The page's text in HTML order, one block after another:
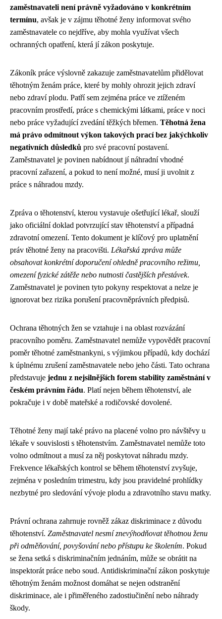
zaměstnavateli není právně vyžadováno v konkrétním
termínu, avšak je v zájmu těhotné ženy informovat svého
zaměstnavatele co nejdříve, aby mohla využívat všech
ochranných opatření, která jí zákon poskytuje.
Zákoník práce výslovně zakazuje zaměstnavatelům přidělovat
těhotným ženám práce, které by mohly ohrozit jejich zdraví
nebo zdraví plodu. Patří sem zejména práce ve ztíženém
pracovním prostředí, práce s chemickými látkami, práce v noci
nebo práce vyžadující zvedání těžkých břemen. Těhotná žena
má právo odmítnout výkon takových prací bez jakýchkoliv
negativních důsledků pro své pracovní postavení.
Zaměstnavatel je povinen nabídnout jí náhradní vhodné
pracovní zařazení, a pokud to není možné, musí ji uvolnit z
práce s náhradou mzdy.
Zpráva o těhotenství, kterou vystavuje ošetřující lékař, slouží
jako oficiální doklad potvrzující stav těhotenství a případná
zdravotní omezení. Tento dokument je klíčový pro uplatnění
práv těhotné ženy na pracovišti. Lékařská zpráva může
obsahovat konkrétní doporučení ohledně pracovního režimu,
omezení fyzické zátěže nebo nutnosti častějších přestávek.
Zaměstnavatel je povinen tyto pokyny respektovat a nelze je
ignorovat bez rizika porušení pracovněprávních předpisů.
Ochrana těhotných žen se vztahuje i na oblast rozvázání
pracovního poměru. Zaměstnavatel nemůže vypovědět pracovní
poměr těhotné zaměstnankyni, s výjimkou případů, kdy dochází
k úplnému zrušení zaměstnavatele nebo jeho části. Tato ochrana
představuje jednu z nejsilnějších forem stability zaměstnání v
českém právním řádu. Platí nejen během těhotenství, ale
pokračuje i v době mateřské a rodičovské dovolené.
Těhotné ženy mají také právo na placené volno pro návštěvy u
lékaře v souvislosti s těhotenstvím. Zaměstnavatel nemůže toto
volno odmítnout a musí za něj poskytovat náhradu mzdy.
Frekvence lékařských kontrol se během těhotenství zvyšuje,
zejména v posledním trimestru, kdy jsou pravidelné prohlídky
nezbytné pro sledování vývoje plodu a zdravotního stavu matky.
Právní ochrana zahrnuje rovněž zákaz diskriminace z důvodu
těhotenství. Zaměstnavatel nesmí znevýhodňovat těhotnou ženu
při odměňování, povyšování nebo přístupu ke školením. Pokud
se žena setká s diskriminačním jednáním, může se obrátit na
inspektorát práce nebo soud. Antidiskriminační zákon poskytuje
těhotným ženám možnost domáhat se nejen odstranění
diskriminace, ale i přiměřeného zadostiučinění nebo náhrady
škody.